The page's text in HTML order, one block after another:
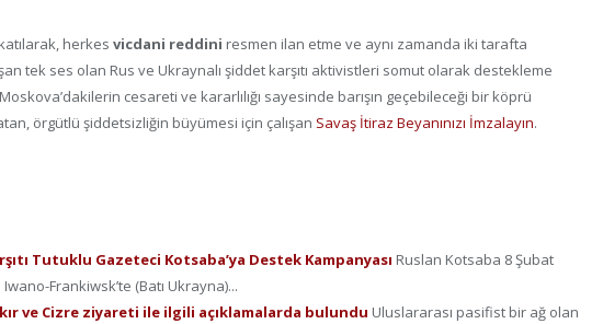
herkes vicdani reddini resmen ilan etme ve aynı zamanda iki tarafta
tek ses olan Rus ve Ukraynalı şiddet karşıtı aktivistleri somut olarak destekleme
cesareti ve kararlılığı sayesinde barışın geçebileceği bir köprü
örgütlü şiddetsizliğin büyümesi için çalışan Savaş İtiraz Beyanınızı İmzalayın.
Tutuklu Gazeteci Kotsaba’ya Destek Kampanyası Ruslan Kotsaba 8 Şubat
Frankiwsk’te (Batı Ukrayna)...
ve Cizre ziyareti ile ilgili açıklamalarda bulundu Uluslararası pasifist bir ağ olan